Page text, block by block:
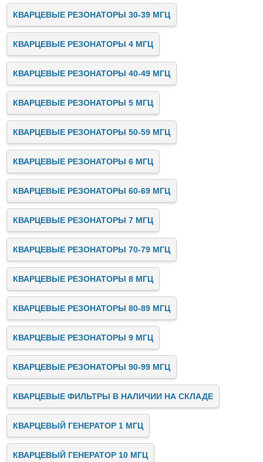
КВАРЦЕВЫЕ РЕЗОНАТОРЫ 30-39 МГЦ
КВАРЦЕВЫЕ РЕЗОНАТОРЫ 4 МГЦ
КВАРЦЕВЫЕ РЕЗОНАТОРЫ 40-49 МГЦ
КВАРЦЕВЫЕ РЕЗОНАТОРЫ 5 МГЦ
КВАРЦЕВЫЕ РЕЗОНАТОРЫ 50-59 МГЦ
КВАРЦЕВЫЕ РЕЗОНАТОРЫ 6 МГЦ
КВАРЦЕВЫЕ РЕЗОНАТОРЫ 60-69 МГЦ
КВАРЦЕВЫЕ РЕЗОНАТОРЫ 7 МГЦ
КВАРЦЕВЫЕ РЕЗОНАТОРЫ 70-79 МГЦ
КВАРЦЕВЫЕ РЕЗОНАТОРЫ 8 МГЦ
КВАРЦЕВЫЕ РЕЗОНАТОРЫ 80-89 МГЦ
КВАРЦЕВЫЕ РЕЗОНАТОРЫ 9 МГЦ
КВАРЦЕВЫЕ РЕЗОНАТОРЫ 90-99 МГЦ
КВАРЦЕВЫЕ ФИЛЬТРЫ В НАЛИЧИИ НА СКЛАДЕ
КВАРЦЕВЫЙ ГЕНЕРАТОР 1 МГЦ
КВАРЦЕВЫЙ ГЕНЕРАТОР 10 МГЦ